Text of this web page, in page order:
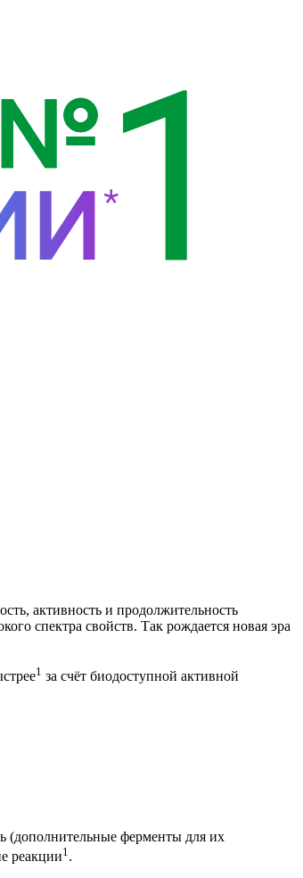
активность и продолжительность
спектра свойств. Так рождается новая эра
1 за счёт биодоступной активной
(дополнительные ферменты для их
реакции1.